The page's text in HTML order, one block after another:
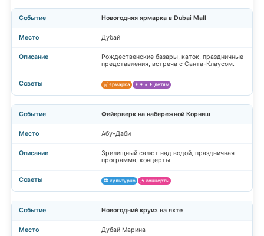
Новогодняя ярмарка в Dubai Mall
Дубай
Рождественские базары, каток, праздничные
представления, встреча с Санта-Клаусом.
🛒 ярмарка 👨‍👩‍👧‍👦 детям
Фейерверк на набережной Корниш
Абу-Даби
Зрелищный салют над водой, праздничная
программа, концерты.
🏛️ культурно 🎶 концерты
Новогодний круиз на яхте
Дубай Марина